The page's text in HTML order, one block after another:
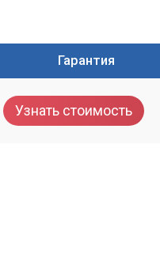
Гарантия
Узнать стоимость